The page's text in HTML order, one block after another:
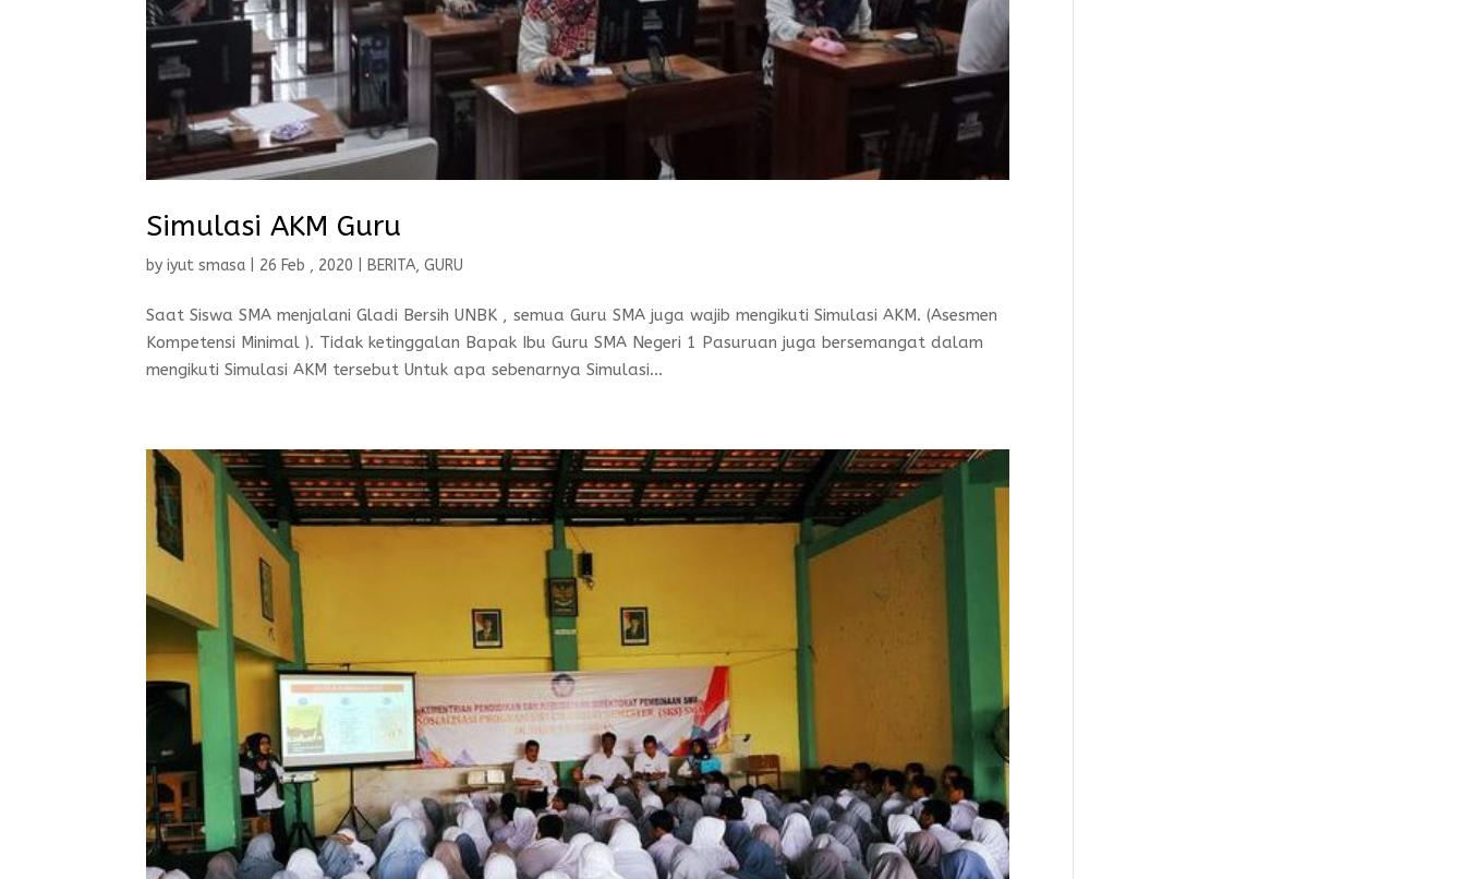
Simulasi AKM Guru
byiyut smasa 26 Feb , 2020 BERITA,GURU
Saat Siswa SMA menjalani Gladi Bersih UNBK , semua Guru SMA juga wajib mengikuti Simulasi AKM. (Asesmen
Kompetensi Minimal ). Tidak ketinggalan Bapak Ibu Guru SMA Negeri 1 Pasuruan juga bersemangat dalam
mengikuti Simulasi AKM tersebut Untuk apa sebenarnya Simulasi...